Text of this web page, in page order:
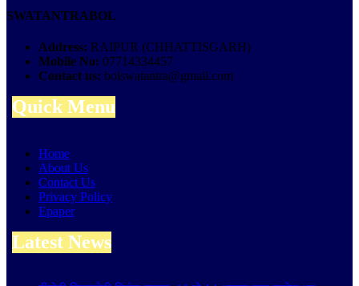
SWATANTRABOL
Address: RAIPUR (CHHATTISGARH)
Mobile No: 07714334457
Contact us: bolswatantra@gmail.com
Quick Menu
Home
About Us
Contact Us
Privacy Policy
Epaper
Latest News